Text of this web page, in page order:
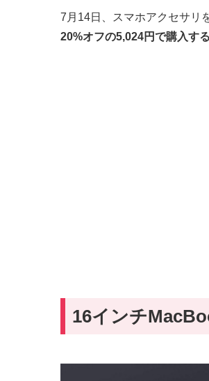
7月14日、スマホアクセサリ
20%オフの5,024円で購入す
16インチ